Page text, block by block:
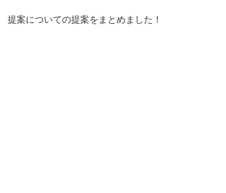
提案についての提案をまとめました！